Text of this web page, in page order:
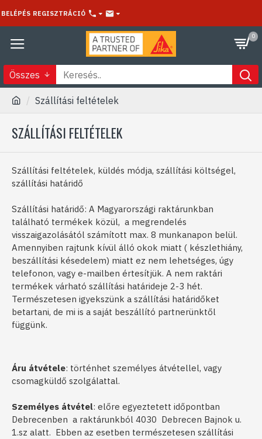
BELÉPÉS REGISZTRÁCIÓ
0
Összes
Szállítási feltételek
SZÁLLÍTÁSI FELTÉTELEK
Szállítási feltételek, küldés módja, szállítási költségel,
szállítási határidő
Szállítási határidő: A Magyarországi raktárunkban
található termékek közül, a megrendelés
visszaigazolásától számított max. 8 munkanapon belül.
Amennyiben rajtunk kívül álló okok miatt ( készlethiány,
beszállítási késedelem) miatt ez nem lehetséges, úgy
telefonon, vagy e-mailben értesítjük. A nem raktári
termékek várható szállítási határideje 2-3 hét.
Természetesen igyekszünk a szállítási határidőket
betartani, de mi is a saját beszállító partnerünktől
függünk.
Áru átvétele: történhet személyes átvétellel, vagy
csomagküldő szolgálattal.
Személyes átvétel: előre egyeztetett időpontban
Debrecenben a raktárunkból 4030 Debrecen Bajnok u.
1.sz alatt. Ebben az esetben természetesen szállítási